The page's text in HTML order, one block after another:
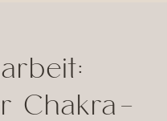
Chakra-